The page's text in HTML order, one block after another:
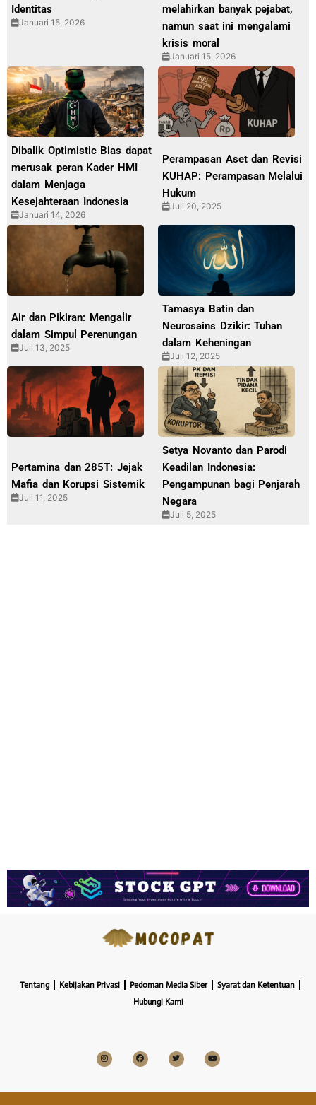
Identitas
Januari 15, 2026
melahirkan banyak pejabat,
namun saat ini mengalami
krisis moral
Januari 15, 2026
Dibalik Optimistic Bias dapat
merusak peran Kader HMI
dalam Menjaga
Kesejahteraan Indonesia
Januari 14, 2026
Perampasan Aset dan Revisi
KUHAP: Perampasan Melalui
Hukum
Juli 20, 2025
Air dan Pikiran: Mengalir
dalam Simpul Perenungan
Juli 13, 2025
Tamasya Batin dan
Neurosains Dzikir: Tuhan
dalam Keheningan
Juli 12, 2025
Pertamina dan 285T: Jejak
Mafia dan Korupsi Sistemik
Juli 11, 2025
Setya Novanto dan Parodi
Keadilan Indonesia:
Pengampunan bagi Penjarah
Negara
Juli 5, 2025
Tentang Kebijakan Privasi Pedoman Media Siber
Syarat dan Ketentuan
Hubungi Kami